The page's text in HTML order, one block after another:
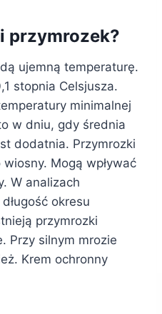
przymrozek?
ujemną temperaturę.
stopnia Celsjusza.
minimalnej
w dniu, gdy średnia
dodatnia. Przymrozki
Mogą wpływać
W analizach
okresu
przymrozki
Przy silnym mrozie
Krem ochronny